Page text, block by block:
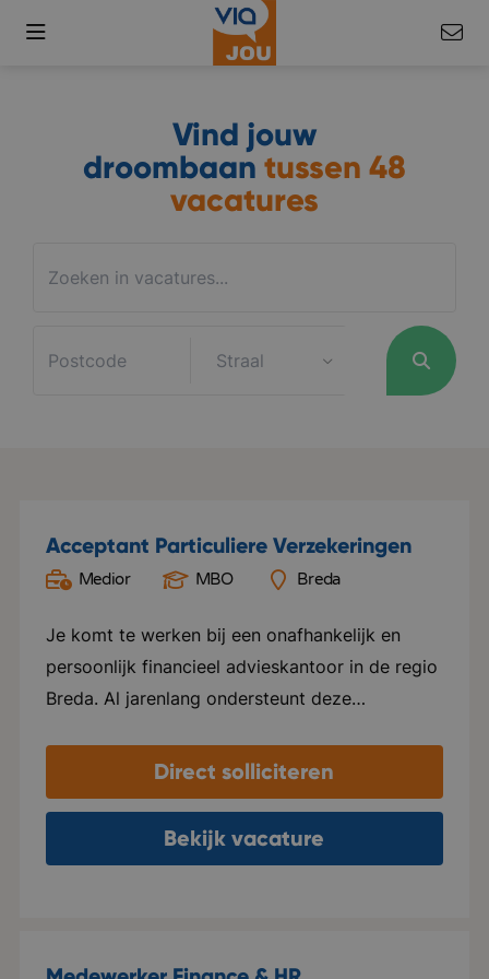
Vind jouw
droombaan tussen 48
vacatures
Acceptant Particuliere Verzekeringen
Medior MBO Breda
Je komt te werken bij een onafhankelijk en
persoonlijk financieel advieskantoor in de regio
Breda. Al jarenlang ondersteunt deze
klanten op het gebied van verzekeringen,
hypotheken, pensioenen en andere financiële
vraagstukken. Persoonlijke aandacht,
deskundigheid en een langdurige relatie met de
Direct solliciteren
Bekijk vacature